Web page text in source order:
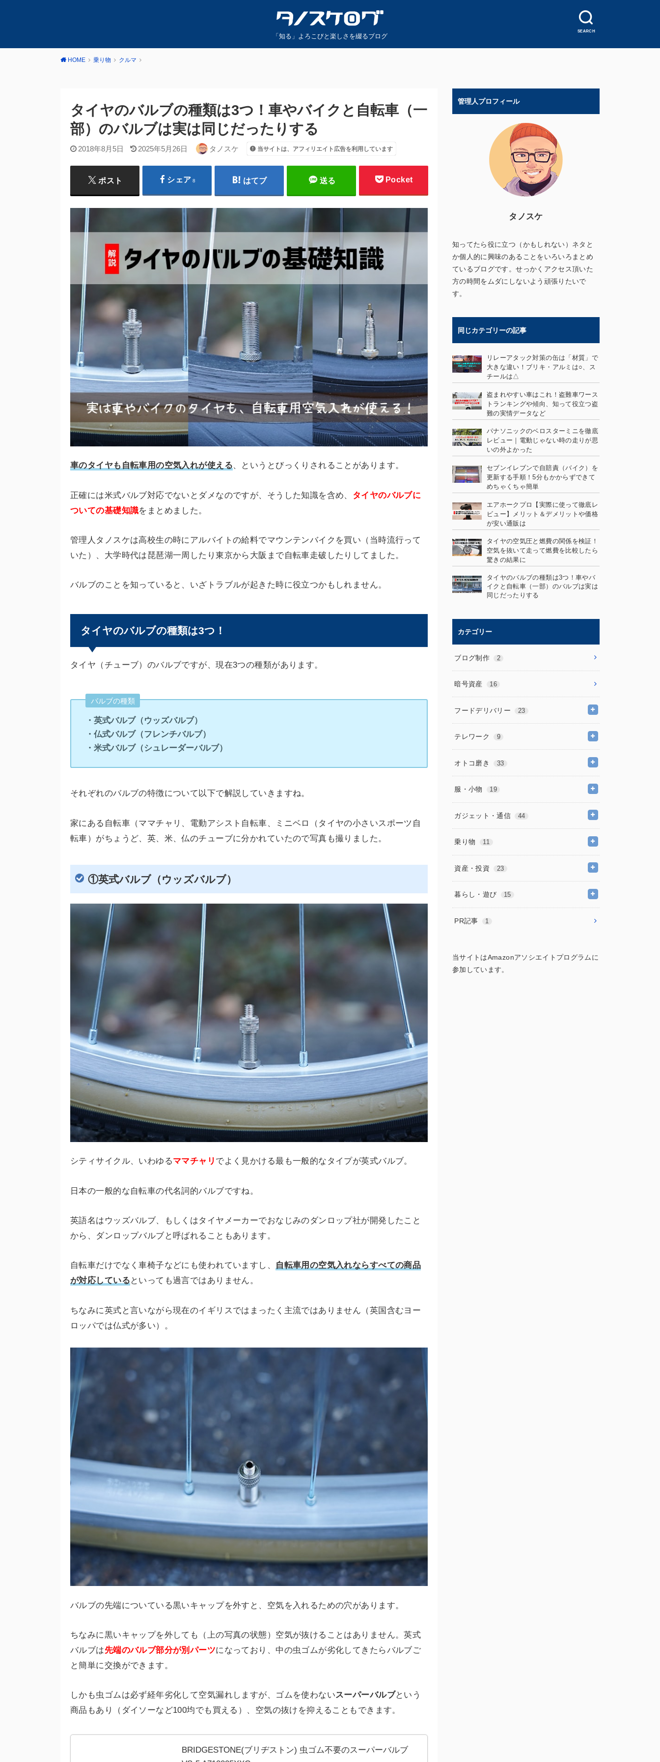
SEARCH
「知る」よろこびと楽しさを綴るブログ
HOME 乗り物 クルマ
タイヤのバルブの種類は3つ！車やバイクと自転車（一
部）のバルブは実は同じだったりする
2018年8月5日 2025年5月26日 タノスケ 当サイトは、アフィリエイト広告を利用しています
ポスト シェア 8 はてブ 送る Pocket
車のタイヤも自転車用の空気入れが使える、というとびっくりされることがあります。
正確には米式バルブ対応でないとダメなのですが、そうした知識を含め、 タイヤのバルブに
ついての基礎知識をまとめました。
管理人タノスケは高校生の時にアルバイトの給料でマウンテンバイクを買い（当時流行って
いた）、大学時代は琵琶湖一周したり東京から大阪まで自転車走破したりしてました。
バルブのことを知っていると、いざトラブルが起きた時に役立つかもしれません。
タイヤのバルブの種類は3つ！
タイヤ（チューブ）のバルブですが、現在3つの種類があります。
バルブの種類
・英式バルブ（ウッズバルブ）
・仏式バルブ（フレンチバルブ）
・米式バルブ（シュレーダーバルブ）
それぞれのバルブの特徴について以下で解説していきますね。
家にある自転車（ママチャリ、電動アシスト自転車、ミニベロ（タイヤの小さいスポーツ自
転車）がちょうど、英、米、仏のチューブに分かれていたので写真も撮りました。
①英式バルブ（ウッズバルブ）
シティサイクル、いわゆるママチャリ でよく見かける最も一般的なタイプが英式バルブ。
日本の一般的な自転車の代名詞的バルブですね。
英語名はウッズバルブ、もしくはタイヤメーカーでおなじみのダンロップ社が開発したこと
から、ダンロップバルブと呼ばれることもあります。
自転車だけでなく車椅子などにも使われていますし、
自転車用の空気入れならすべての商品
が対応している といっても過言ではありません。
ちなみに英式と言いながら現在のイギリスではまったく主流ではありません（英国含むヨー
ロッパでは仏式が多い）。
バルブの先端についている黒いキャップを外すと、空気を入れるための穴があります。
ちなみに黒いキャップを外しても（上の写真の状態）空気が抜けることはありません。英式
バルブは先端のバルブ部分が別パーツになっており、中の虫ゴムが劣化してきたらバルブご
と簡単に交換ができます。
しかも虫ゴムは必ず経年劣化して空気漏れしますが、ゴムを使わないスーパーバルブという
商品もあり（ダイソーなど100均でも買える）、空気の抜けを抑えることもできます。
BRIDGESTONE(ブリヂストン) 虫ゴム不要のスーパーバルブ
管理人プロフィール
タノスケ
知ってたら役に立つ（かもしれない）ネタと
か個人的に興味のあることをいろいろまとめ
ているブログです。せっかくアクセス頂いた
方の時間をムダにしないよう頑張りたいで
す。
同じカテゴリーの記事
リレーアタック対策の缶は「材質」で
大きな違い！ブリキ・アルミは○、ス
チールは△
盗まれやすい車はこれ！盗難車ワース
トランキングや傾向、知って役立つ盗
難の実情データなど
パナソニックのベロスターミニを徹底
レビュー｜電動じゃない時の走りが思
いの外よかった
セブンイレブンで自賠責（バイク）を
更新する手順！5分もかからずできて
めちゃくちゃ簡単
エアホークプロ【実際に使って徹底レ
ビュー】メリット＆デメリットや価格
が安い通販は
タイヤの空気圧と燃費の関係を検証！
空気を抜いて走って燃費を比較したら
驚きの結果に
タイヤのバルブの種類は3つ！車やバ
イクと自転車（一部）のバルブは実は
同じだったりする
カテゴリー
ブログ制作 2
暗号資産 16
フードデリバリー 23
テレワーク 9
オトコ磨き 33
服・小物 19
ガジェット・通信 44
乗り物 11
資産・投資 23
暮らし・遊び 15
PR記事 1
当サイトはAmazonアソシエイトプログラムに
参加しています。